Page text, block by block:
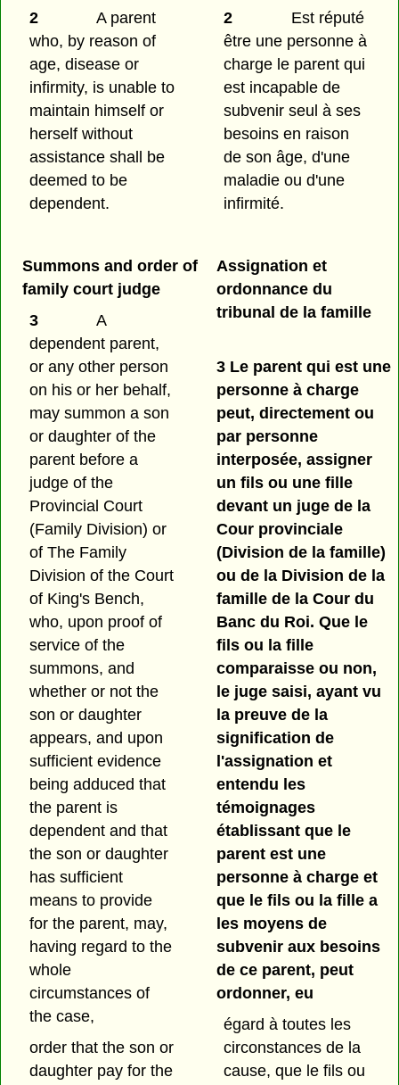
2
A parent
who, by reason of
age, disease or
infirmity, is unable to
maintain himself or
herself without
assistance shall be
deemed to be
dependent.
2
Est réputé
être une personne à
charge le parent qui
est incapable de
subvenir seul à ses
besoins en raison
de son âge, d'une
maladie ou d'une
infirmité.
Summons and order of
family court judge
3
A
dependent parent,
or any other person
on his or her behalf,
may summon a son
or daughter of the
parent before a
judge of the
Provincial Court
(Family Division) or
of The Family
Division of the Court
of King's Bench,
who, upon proof of
service of the
summons, and
whether or not the
son or daughter
appears, and upon
sufficient evidence
being adduced that
the parent is
dependent and that
the son or daughter
has sufficient
means to provide
for the parent, may,
having regard to the
whole
circumstances of
the case,
order that the son or
daughter pay for the
Assignation et
ordonnance du
tribunal de la famille
3 Le parent qui est une
personne à charge
peut, directement ou
par personne
interposée, assigner
un fils ou une fille
devant un juge de la
Cour provinciale
(Division de la famille)
ou de la Division de la
famille de la Cour du
Banc du Roi. Que le
fils ou la fille
comparaisse ou non,
le juge saisi, ayant vu
la preuve de la
signification de
l'assignation et
entendu les
témoignages
établissant que le
parent est une
personne à charge et
que le fils ou la fille a
les moyens de
subvenir aux besoins
de ce parent, peut
ordonner, eu
égard à toutes les
circonstances de la
cause, que le fils ou